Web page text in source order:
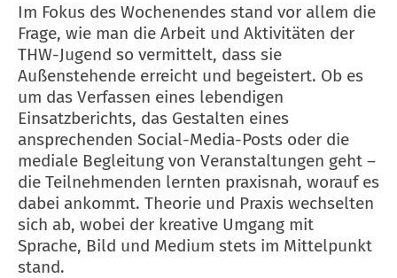
Im Fokus des Wochenendes stand vor allem die
Frage, wie man die Arbeit und Aktivitäten der
THW-Jugend so vermittelt, dass sie
Außenstehende erreicht und begeistert. Ob es
um das Verfassen eines lebendigen
Einsatzberichts, das Gestalten eines
ansprechenden Social-Media-Posts oder die
mediale Begleitung von Veranstaltungen geht –
die Teilnehmenden lernten praxisnah, worauf es
dabei ankommt. Theorie und Praxis wechselten
sich ab, wobei der kreative Umgang mit
Sprache, Bild und Medium stets im Mittelpunkt
stand.